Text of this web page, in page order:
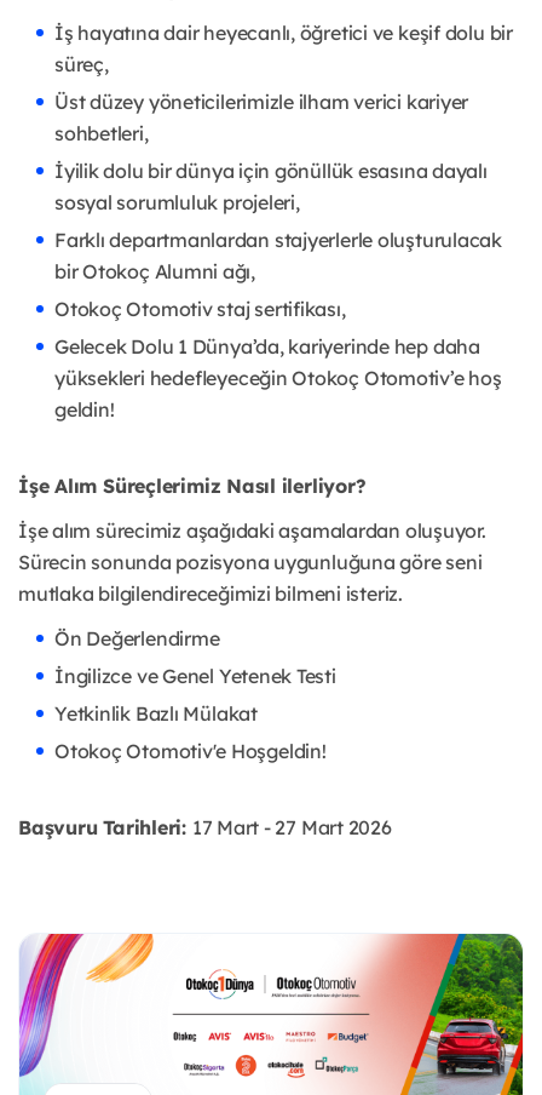
İş hayatına dair heyecanlı, öğretici ve keşif dolu bir
süreç,
Üst düzey yöneticilerimizle ilham verici kariyer
sohbetleri,
İyilik dolu bir dünya için gönüllük esasına dayalı
sosyal sorumluluk projeleri,
Farklı departmanlardan stajyerlerle oluşturulacak
bir Otokoç Alumni ağı,
Otokoç Otomotiv staj sertifikası,
Gelecek Dolu 1 Dünya’da, kariyerinde hep daha
yüksekleri hedefleyeceğin Otokoç Otomotiv’e hoş
geldin!
İşe Alım Süreçlerimiz Nasıl ilerliyor?
İşe alım sürecimiz aşağıdaki aşamalardan oluşuyor.
Sürecin sonunda pozisyona uygunluğuna göre seni
mutlaka bilgilendireceğimizi bilmeni isteriz.
Ön Değerlendirme
İngilizce ve Genel Yetenek Testi
Yetkinlik Bazlı Mülakat
Otokoç Otomotiv'e Hoşgeldin!
Başvuru Tarihleri: 17 Mart - 27 Mart 2026